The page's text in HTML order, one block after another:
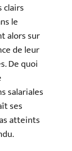
clairs
le
alors sur
de leur
De quoi
salariales
ses
atteints